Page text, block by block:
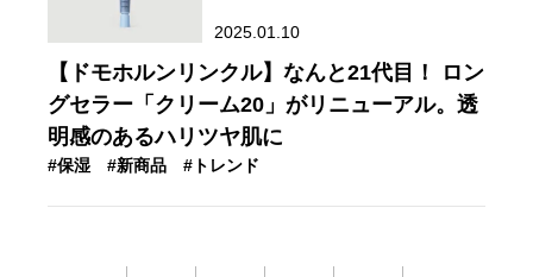
2025.01.10
【ドモホルンリンクル】なんと21代目！ ロン
グセラー「クリーム20」がリニューアル。透
明感のあるハリツヤ肌に
#保湿 #新商品 #トレンド